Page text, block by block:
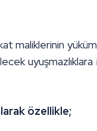
maliklerinin
özellikle;